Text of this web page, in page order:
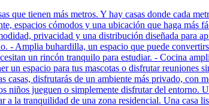
que tienen más metros. Y hay casas donde cada
espacios cómodos y una ubicación que haga
privacidad y una distribución diseñada para
Amplia buhardilla, un espacio que puede
un rincón tranquilo para estudiar. - Cocina
un espacio para tus mascotas o disfrutar
disfrutarás de un ambiente más privado,
niños jueguen o simplemente disfrutar del
a la tranquilidad de una zona residencial. Una casa